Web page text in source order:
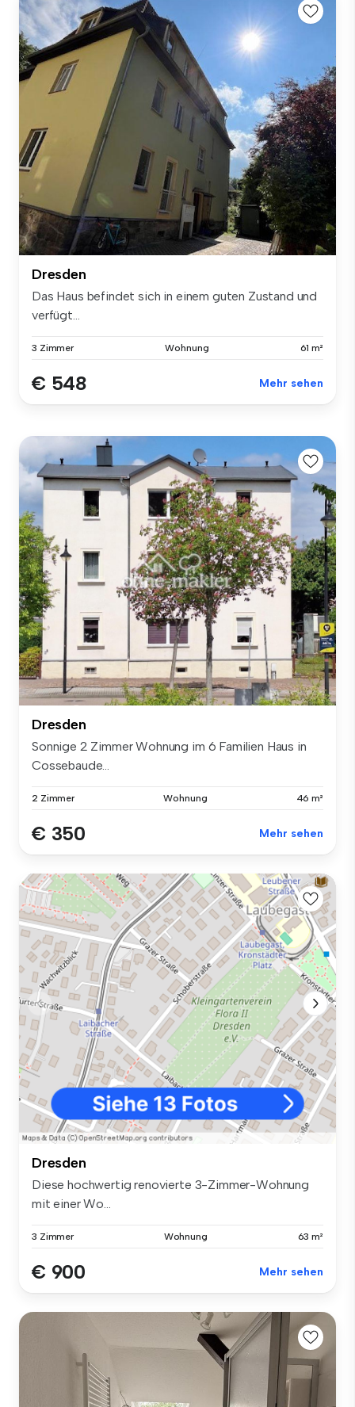
Dresden
Das Haus befindet sich in einem guten Zustand und
verfügt...
3 Zimmer Wohnung 61 m²
€ 548 Mehr sehen
Dresden
Sonnige 2 Zimmer Wohnung im 6 Familien Haus in
Cossebaude...
2 Zimmer Wohnung 46 m²
€ 350 Mehr sehen
Dresden
Diese hochwertig renovierte 3-Zimmer-Wohnung
mit einer Wo...
3 Zimmer Wohnung 63 m²
€ 900 Mehr sehen